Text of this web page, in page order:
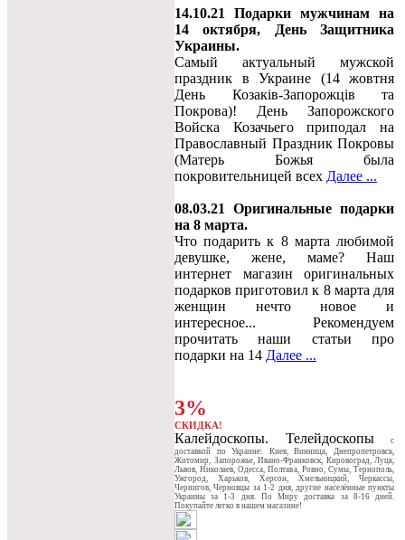
14.10.21 Подарки мужчинам на
14 октября, День Защитника
Украины.
Самый актуальный мужской
праздник в Украине (14 жовтня
День Козаків-Запорожців та
Покрова)! День Запорожского
Войска Козачьего приподал на
Православный Праздник Покровы
(Матерь Божья была
покровительницей всех Далее ...
08.03.21 Оригинальные подарки
на 8 марта.
Что подарить к 8 марта любимой
девушке, жене, маме? Наш
интернет магазин оригинальных
подарков приготовил к 8 марта для
женщин нечто новое и
интересное... Рекомендуем
прочитать наши статьи про
подарки на 14 Далее ...
3%
СКИДКА!
Калейдоскопы. Телейдоскопы
c
доставкой по Украине: Киев, Винница, Днепропетровск,
Житомир, Запорожье, Ивано-Франковск, Кировоград, Луцк,
Львов, Николаев, Одесса, Полтава, Ровно, Сумы, Тернополь,
Ужгород, Харьков, Херсон, Хмельницкий, Черкассы,
Чернигов, Черновцы за 1-2 дня, другие населённые пункты
Украины за 1-3 дня. По Миру доставка за 8-16 дней.
Покупайте легко в нашем магазине!